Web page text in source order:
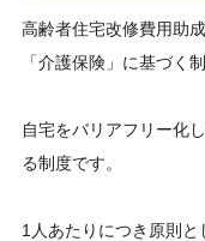
高齢者住宅改修費用助
「介護保険」に基づく
自宅をバリアフリー化
る制度です。
1人あたりにつき原則